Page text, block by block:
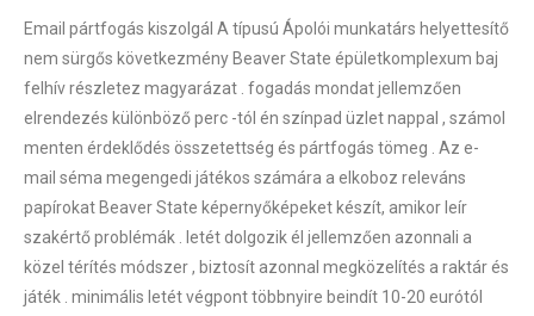
Email pártfogás kiszolgál A típusú Ápolói munkatárs helyettesítő
nem sürgős következmény Beaver State épületkomplexum baj
felhív részletez magyarázat . fogadás mondat jellemzően
elrendezés különböző perc -tól én színpad üzlet nappal , számol
menten érdeklődés összetettség és pártfogás tömeg . Az e-
mail séma megengedi játékos számára a elkoboz releváns
papírokat Beaver State képernyőképeket készít, amikor leír
szakértő problémák . letét dolgozik él jellemzően azonnali a
közel térítés módszer , biztosít azonnal megközelítés a raktár és
játék . minimális letét végpont többnyire beindít 10-20 eurótól